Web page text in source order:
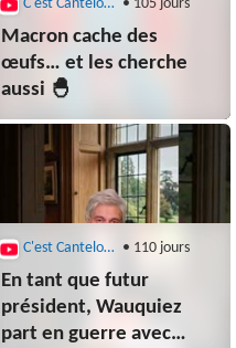
C'est Canteloup • 105 jours
Macron cache des
œufs… et les cherche
aussi 🐣
C'est Canteloup • 110 jours
En tant que futur
président, Wauquiez
part en guerre avec